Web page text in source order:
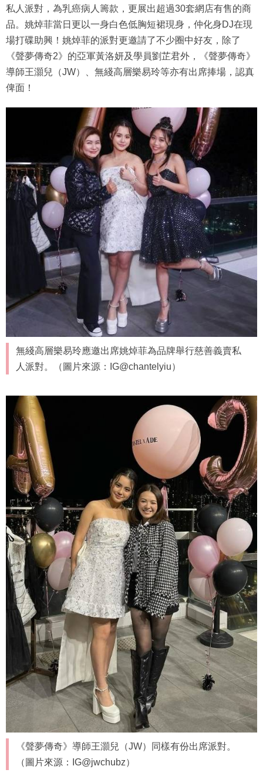
私人派對，為乳癌病人籌款，更展出超過30套網店有售的商
品。姚焯菲當日更以一身白色低胸短裙現身，仲化身DJ在現
場打碟助興！姚焯菲的派對更邀請了不少圈中好友，除了
《聲夢傳奇2》的亞軍黃洛妍及學員劉芷君外，《聲夢傳奇》
導師王灝兒（JW）、無綫高層樂易玲等亦有出席捧場，認真
俾面！
無綫高層樂易玲應邀出席姚焯菲為品牌舉行慈善義賣私
人派對。（圖片來源：IG@chantelyiu）
《聲夢傳奇》導師王灝兒（JW）同樣有份出席派對。
（圖片來源：IG@jwchubz）